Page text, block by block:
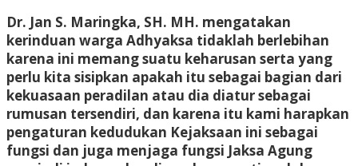
Dr. Jan S. Maringka, SH. MH. mengatakan
kerinduan warga Adhyaksa tidaklah berlebihan
karena ini memang suatu keharusan serta yang
perlu kita sisipkan apakah itu sebagai bagian dari
kekuasaan peradilan atau dia diatur sebagai
rumusan tersendiri, dan karena itu kami harapkan
pengaturan kedudukan Kejaksaan ini sebagai
fungsi dan juga menjaga fungsi Jaksa Agung